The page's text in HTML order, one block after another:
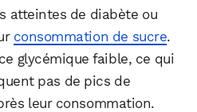
atteintes de diabète ou
consommation de sucre.
glycémique faible, ce qui
pas de pics de
leur consommation.